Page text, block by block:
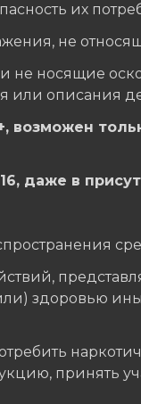
их
не
не носящие
описания
возможен
даже в
здоровью
принять